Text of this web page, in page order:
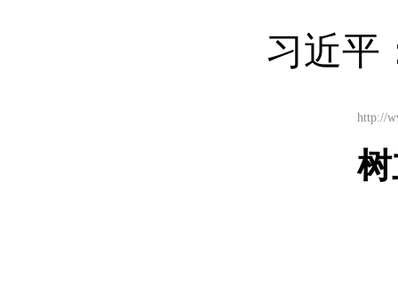
习近平
http://